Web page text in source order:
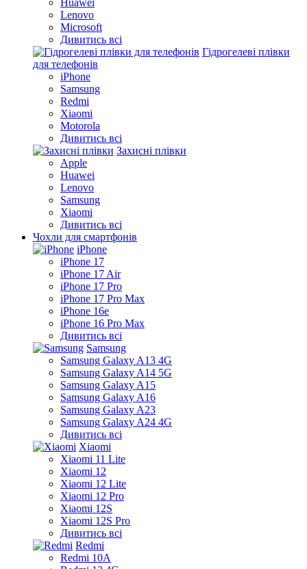
Huawei
Lenovo
Microsoft
Дивитись всі
Гідрогелеві плівки
для телефонів
iPhone
Samsung
Redmi
Xiaomi
Motorola
Дивитись всі
Захисні плівки
Apple
Huawei
Lenovo
Samsung
Xiaomi
Дивитись всі
Чохли для смартфонів
iPhone
iPhone 17
iPhone 17 Air
iPhone 17 Pro
iPhone 17 Pro Max
iPhone 16e
iPhone 16 Pro Max
Дивитись всі
Samsung
Samsung Galaxy A13 4G
Samsung Galaxy A14 5G
Samsung Galaxy A15
Samsung Galaxy A16
Samsung Galaxy A23
Samsung Galaxy A24 4G
Дивитись всі
Xiaomi
Xiaomi 11 Lite
Xiaomi 12
Xiaomi 12 Lite
Xiaomi 12 Pro
Xiaomi 12S
Xiaomi 12S Pro
Дивитись всі
Redmi
Redmi 10A